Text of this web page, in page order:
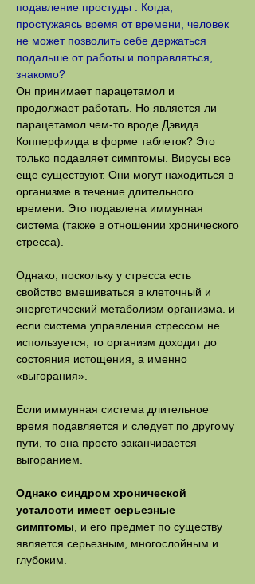
подавление простуды . Когда,
простужаясь время от времени, человек
не может позволить себе держаться
подальше от работы и поправляться,
знакомо?
Он принимает парацетамол и
продолжает работать. Но является ли
парацетамол чем-то вроде Дэвида
Копперфилда в форме таблеток? Это
только подавляет симптомы. Вирусы все
еще существуют. Они могут находиться в
организме в течение длительного
времени. Это подавлена иммунная
система (также в отношении хронического
стресса).
Однако, поскольку у стресса есть
свойство вмешиваться в клеточный и
энергетический метаболизм организма. и
если система управления стрессом не
используется, то организм доходит до
состояния истощения, а именно
«выгорания».
Если иммунная система длительное
время подавляется и следует по другому
пути, то она просто заканчивается
выгоранием.
Однако синдром хронической
усталости имеет серьезные
симптомы , и его предмет по существу
является серьезным, многослойным и
глубоким.